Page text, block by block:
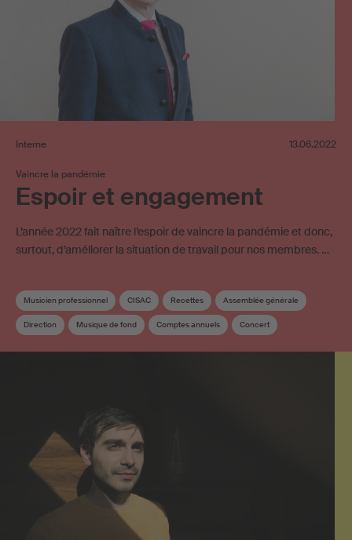
Interne 13.06.2022
Vaincre la pandémie
Espoir et engagement
L’année 2022 fait naître l’espoir de vaincre la pandémie et donc,
surtout, d’améliorer la situation de travail pour nos membres. …
Musicien professionnel CISAC Recettes Assemblée générale
Direction Musique de fond Comptes annuels Concert